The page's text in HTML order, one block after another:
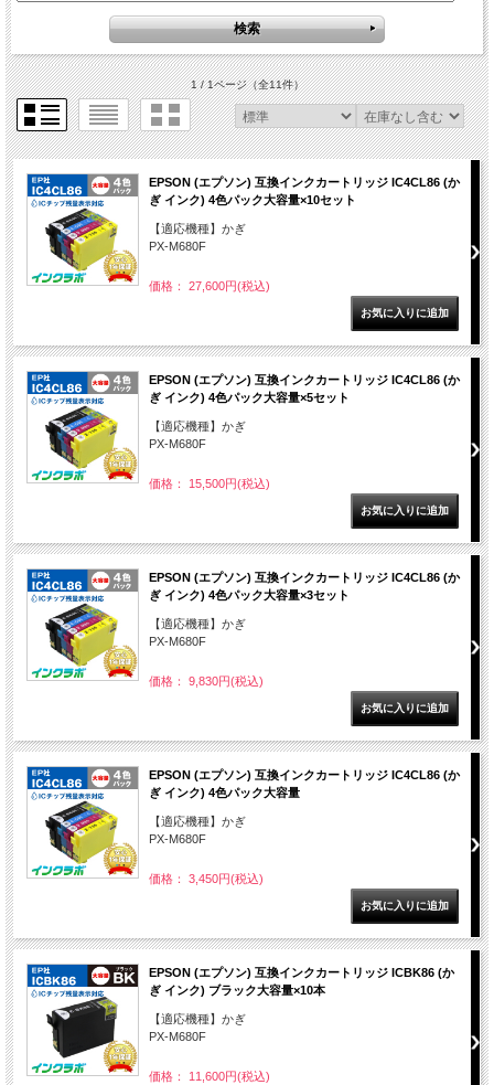
1 / 1ページ（全11件）
EPSON (エプソン) 互換インクカートリッジ IC4CL86 (か
ぎ インク) 4色パック大容量×10セット
【適応機種】かぎ
PX-M680F
価格： 27,600円(税込)
EPSON (エプソン) 互換インクカートリッジ IC4CL86 (か
ぎ インク) 4色パック大容量×5セット
【適応機種】かぎ
PX-M680F
価格： 15,500円(税込)
EPSON (エプソン) 互換インクカートリッジ IC4CL86 (か
ぎ インク) 4色パック大容量×3セット
【適応機種】かぎ
PX-M680F
価格： 9,830円(税込)
EPSON (エプソン) 互換インクカートリッジ IC4CL86 (か
ぎ インク) 4色パック大容量
【適応機種】かぎ
PX-M680F
価格： 3,450円(税込)
EPSON (エプソン) 互換インクカートリッジ ICBK86 (か
ぎ インク) ブラック大容量×10本
【適応機種】かぎ
PX-M680F
価格： 11,600円(税込)